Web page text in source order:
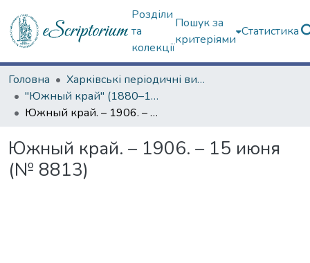
Розділи
та
колекції
Пошук за
критеріями
Статистика
Головна
Харківські періодичні видання
"Южный край" (1880–1919 гг.)
Южный край. – 1906. – 15 июня (№ 8813)
Южный край. – 1906. – 15 июня
(№ 8813)